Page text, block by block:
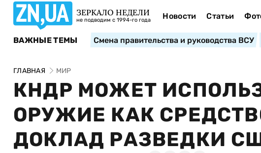
ЗЕРКАЛО НЕДЕЛИ
не подводим с 1994-го года Новости Статьи
ВАЖНЫЕ ТЕМЫ Смена правительства и руководства ВСУ
ГЛАВНАЯ МИР
КНДР МОЖЕТ
ОРУЖИЕ КАК
ДОКЛАД РАЗВЕДКИ